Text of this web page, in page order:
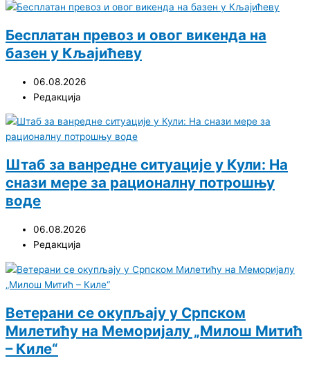
Бесплатан превоз и овог викенда на
базен у Кљајићеву
06.08.2026
Редакција
Штаб за ванредне ситуације у Кули: На
снази мере за рационалну потрошњу
воде
06.08.2026
Редакција
Ветерани се окупљају у Српском
Милетићу на Меморијалу „Милош Митић
– Киле“